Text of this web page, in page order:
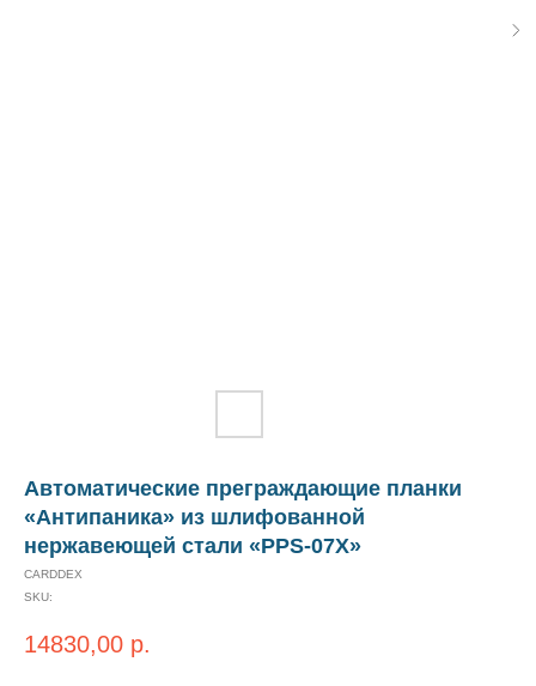
Автоматические преграждающие планки
«Антипаника» из шлифованной
нержавеющей стали «PPS-07X»
CARDDEX
SKU:
14830,00 р.